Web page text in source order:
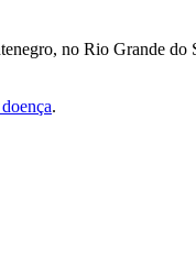
no Rio Grande do
.